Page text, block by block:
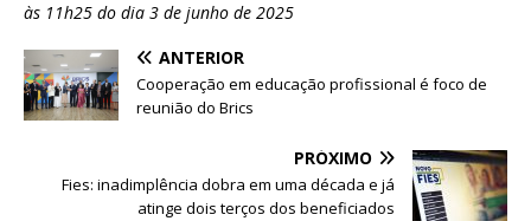
às 11h25 do dia 3 de junho de 2025
ANTERIOR
Cooperação em educação profissional é foco de
reunião do Brics
PRÓXIMO
Fies: inadimplência dobra em uma década e já
atinge dois terços dos beneficiados